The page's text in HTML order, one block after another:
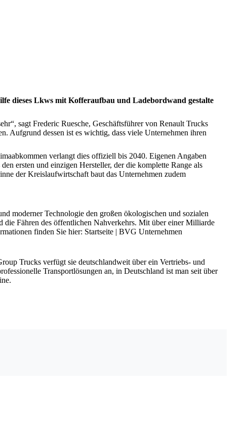
dieses Lkws mit Kofferaufbau und Ladebordwand gestalte
sagt Frederic Ruesche, Geschäftsführer von Renault Trucks
Aufgrund dessen ist es wichtig, dass viele Unternehmen ihren
verlangt dies offiziell bis 2040. Eigenen Angaben
ersten und einzigen Hersteller, der die komplette Range als
der Kreislaufwirtschaft baut das Unternehmen zudem
moderner Technologie den großen ökologischen und sozialen
Fähren des öffentlichen Nahverkehrs. Mit über einer Milliarde
finden Sie hier: Startseite | BVG Unternehmen
Trucks verfügt sie deutschlandweit über ein Vertriebs- und
Transportlösungen an, in Deutschland ist man seit über